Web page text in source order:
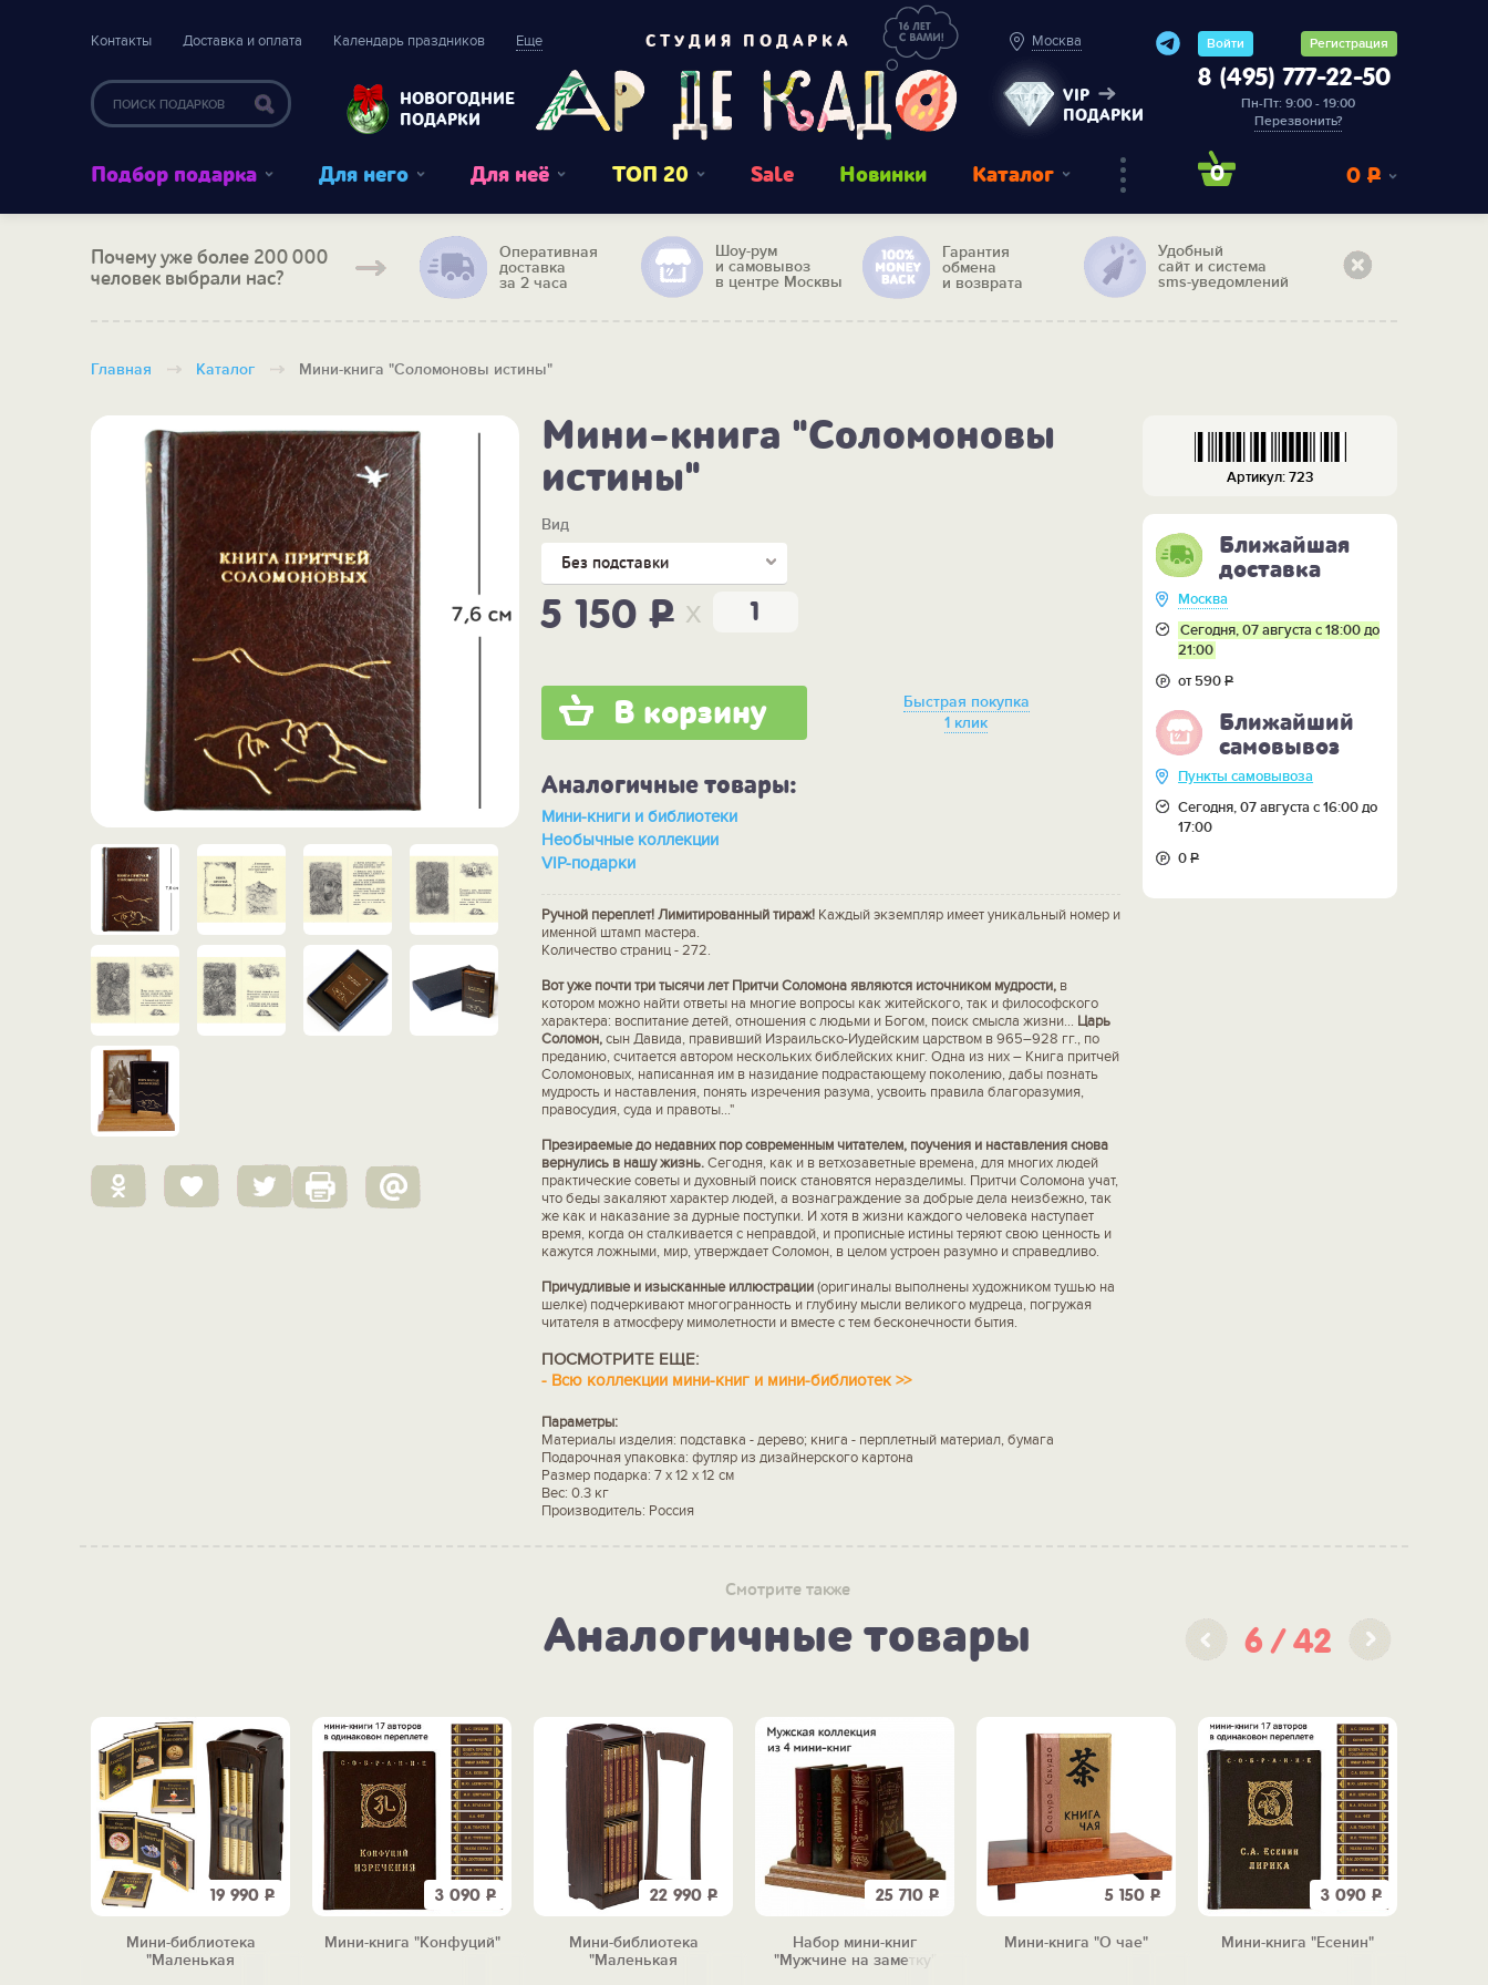
Контакты Доставка и оплата Календарь праздников Еще
НОВОГОДНИЕ
ПОДАРКИ
СТУДИЯ ПОДАРКА Москва
VIP
ПОДАРКИ
Войти Регистрация
8 (495) 777-22-50
Пн-Пт: 9:00 - 19:00
Перезвонить?
Подбор подарка Для него Для неё ТОП 20 Sale Новинки Каталог 0 0 Р
Почему уже более 200 000
человек выбрали нас?
Оперативная
доставка
за 2 часа
Шоу-рум
и самовывоз
в центре Москвы
Гарантия
обмена
и возврата
Удобный
сайт и система
sms-уведомлений
Главная Каталог Мини-книга "Соломоновы истины"
Мини-книга "Соломоновы
истины"
Вид
Без подставки
5 150P x
В корзину
Быстрая покупка
1 клик
Аналогичные товары:
Мини-книги и библиотеки
Необычные коллекции
VIP-подарки
Ручной переплет! Лимитированный тираж! Каждый экземпляр имеет уникальный номер и
именной штамп мастера.
Количество страниц - 272.
Вот уже почти три тысячи лет Притчи Соломона являются источником мудрости,в
котором можно найти ответы на многие вопросы как житейского, так и философского
характера: воспитание детей, отношения с людьми и Богом, поиск смысла жизни... Царь
Соломон,сын Давида, правивший Израильско-Иудейским царством в 965–928 гг., по
преданию, считается автором нескольких библейских книг. Одна из них – Книга притчей
Соломоновых, написанная им в назидание подрастающему поколению, дабы познать
мудрость и наставления, понять изречения разума, усвоить правила благоразумия,
правосудия, суда и правоты…"
Презираемые до недавних пор современным читателем, поучения и наставления снова
вернулись в нашу жизнь.Сегодня, как и в ветхозаветные времена, для многих людей
практические советы и духовный поиск становятся неразделимы. Притчи Соломона учат,
что беды закаляют характер людей, а вознаграждение за добрые дела неизбежно, так
же как и наказание за дурные поступки. И хотя в жизни каждого человека наступает
время, когда он сталкивается с неправдой, и прописные истины теряют свою ценность и
кажутся ложными, мир, утверждает Соломон, в целом устроен разумно и справедливо.
Причудливые и изысканные иллюстрации(оригиналы выполнены художником тушью на
шелке) подчеркивают многогранность и глубину мысли великого мудреца, погружая
читателя в атмосферу мимолетности и вместе с тем бесконечности бытия.
ПОСМОТРИТЕ ЕЩЕ:
- Всю коллекции мини-книг и мини-библиотек >>
Параметры:
Материалы изделия: подставка - дерево; книга - перплетный материал, бумага
Подарочная упаковка: футляр из дизайнерского картона
Размер подарка: 7 x 12 x 12 см
Вес: 0.3 кг
Производитель: Россия
Артикул: 723
Ближайшая
доставка
Москва
Сегодня, 07 августа с 18:00 до
21:00
от 590Р
Ближайший
самовывоз
Пункты самовывоза
Сегодня, 07 августа с 16:00 до
17:00
0Р
Смотрите также
Аналогичные товары 6 42
19 990 Р
Мини-библиотека
"Маленькая
3 090 Р
Мини-книга "Конфуций"
22 990 Р
Мини-библиотека
"Маленькая
25 710 Р
Набор мини-книг
"Мужчине на заметку"
5 150 Р
Мини-книга "О чае"
3 090 Р
Мини-книга "Есенин"